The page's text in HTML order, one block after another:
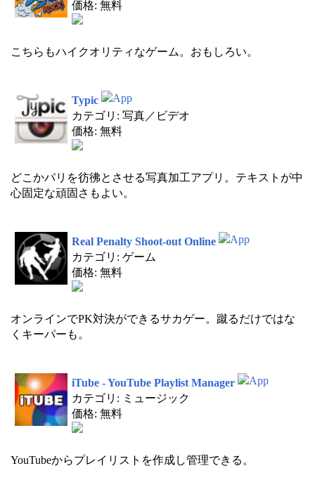
価格: 無料
こちらもハイクオリティなゲーム。おもしろい。
Typic
カテゴリ: 写真／ビデオ
価格: 無料
どこかパリを彷彿とさせる写真加工アプリ。テキストが中
心固定な頑固さもよい。
Real Penalty Shoot-out Online
カテゴリ: ゲーム
価格: 無料
オンラインでPK対決ができるサカゲー。蹴るだけではな
くキーパーも。
iTube - YouTube Playlist Manager
カテゴリ: ミュージック
価格: 無料
YouTubeからプレイリストを作成し管理できる。